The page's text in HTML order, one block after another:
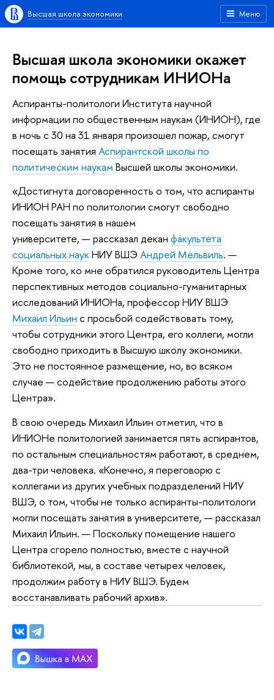
Меню
Высшая школа экономики
Высшая школа экономики окажет
помощь сотрудникам ИНИОНа
Аспиранты-политологи Института научной
информации по общественным наукам (ИНИОН), где
в ночь с 30 на 31 января произошел пожар, смогут
посещать занятия Аспирантской школы по
политическим наукам Высшей школы экономики.
«Достигнута договоренность о том, что аспиранты
ИНИОН РАН по политологии смогут свободно
посещать занятия в нашем
университете, — рассказал декан факультета
социальных наукНИУ ВШЭ Андрей Мельвиль. —
Кроме того, ко мне обратился руководитель Центра
перспективных методов социально-гуманитарных
исследований ИНИОНа, профессор НИУ ВШЭ
Михаил Ильин с просьбой содействовать тому,
чтобы сотрудники этого Центра, его коллеги, могли
свободно приходить в Высшую школу экономики.
Это не постоянное размещение, но, во всяком
случае — содействие продолжению работы этого
Центра».
В свою очередь Михаил Ильин отметил, что в
ИНИОНе политологией занимается пять аспирантов,
по остальным специальностям работают, в среднем,
два-три человека. «Конечно, я переговорю с
коллегами из других учебных подразделений НИУ
ВШЭ, о том, чтобы не только аспиранты-политологи
могли посещать занятия в университете, — рассказал
Михаил Ильин. — Поскольку помещение нашего
Центра сгорело полностью, вместе с научной
библиотекой, мы, в составе четырех человек,
продолжим работу в НИУ ВШЭ. Будем
восстанавливать рабочий архив».